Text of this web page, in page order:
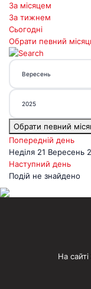
За місяцем
За тижнем
Сьогодні
Обрати певний
Обрати певний
Попередній день
Неділя 21 Вересень
Наступний день
Подій не знайдено
На